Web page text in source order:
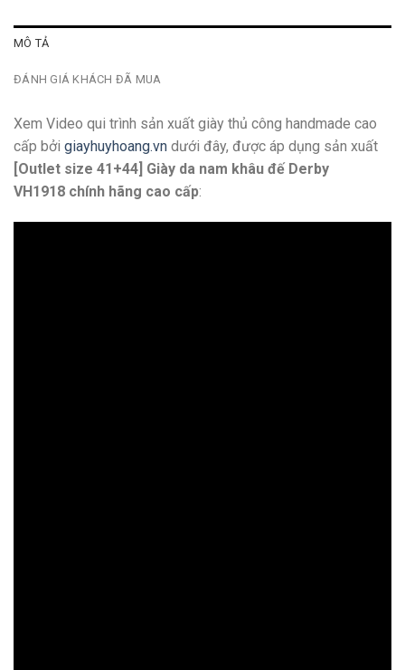
MÔ TẢ
ĐÁNH GIÁ KHÁCH ĐÃ MUA
Xem Video qui trình sản xuất giày thủ công handmade cao
cấp bởi giayhuyhoang.vn dưới đây, được áp dụng sản xuất
[Outlet size 41+44] Giày da nam khâu đế Derby
VH1918 chính hãng cao cấp: